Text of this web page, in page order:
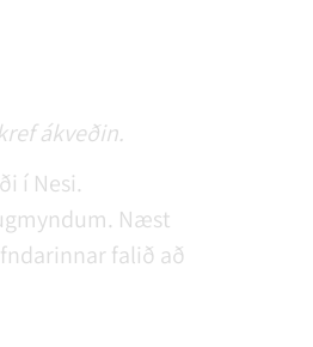
ákveðin.
í Nesi.
Næst
falið að